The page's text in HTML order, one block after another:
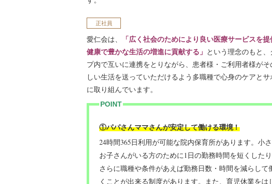
正社員
愛仁会は、
「広く社会のためにより良い医療サービスを提
健康で豊かな生活の増進に貢献する」 という理念のもと、
プ内で互いに連携をとりながら、患者様・ご利用者様がそ
しい生活を送っていただけるよう多職種で心身のケアとサ
に取り組んでいます。
POINT
①パパさんママさんが安定して働ける環境！
24時間365日利用が可能な院内保育所があります。小
お子さんがいる方のために1日の勤務時間を短くしたり
さらに職種や条件があえば勤務日数・時間を減らして
くことが出来る制度があります。また、育児休業をは